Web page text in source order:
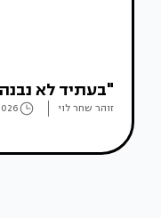
"בעתיד לא
זוהר שחר לוי